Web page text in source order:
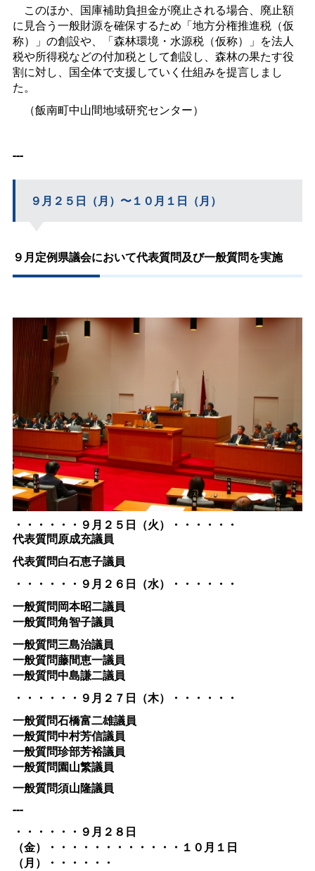
このほか、国庫補助負担金が廃止される場合、廃止額
に見合う一般財源を確保するため「地方分権推進税（仮
称）」の創設や、「森林環境・水源税（仮称）」を法人
税や所得税などの付加税として創設し、森林の果たす役
割に対し、国全体で支援していく仕組みを提言しまし
た。
（飯南町中山間地域研究センター）
---
９月２５日（月）〜１０月１日（月）
９月定例県議会において代表質問及び一般質問を実施
・・・・・・９ 月２５日（火）・・・・・・
代表質問原成充議員
代表質問白石恵子議員
・・・・・・９月２６日（水）・・・・・・
一般質問岡本昭二議員
一般質問角智子議員
一般質問三島治議員
一般質問藤間恵一議員
一般質問中島謙二議員
・・・・・・９月２７日（木）・・・・・・
一般質問石橋富二雄議員
一般質問中村芳信議員
一般質問珍部芳裕議員
一般質問園山繁議員
一般質問須山隆議員
---
・・・・・・９月２８日
（金）・・・・・・・・・・・・１０月１日
（月）・・・・・・